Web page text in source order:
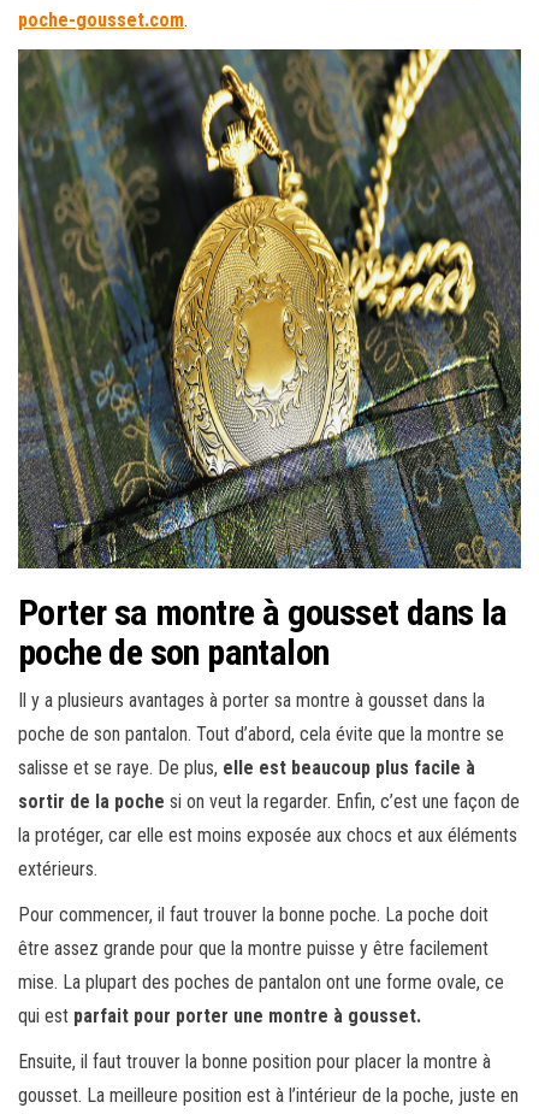
poche-gousset.com.
Porter sa montre à gousset dans la
poche de son pantalon
Il y a plusieurs avantages à porter sa montre à gousset dans la
poche de son pantalon. Tout d’abord, cela évite que la montre se
salisse et se raye. De plus, elle est beaucoup plus facile à
sortir de la poche si on veut la regarder. Enfin, c’est une façon de
la protéger, car elle est moins exposée aux chocs et aux éléments
extérieurs.
Pour commencer, il faut trouver la bonne poche. La poche doit
être assez grande pour que la montre puisse y être facilement
mise. La plupart des poches de pantalon ont une forme ovale, ce
qui est parfait pour porter une montre à gousset.
Ensuite, il faut trouver la bonne position pour placer la montre à
gousset. La meilleure position est à l’intérieur de la poche, juste en